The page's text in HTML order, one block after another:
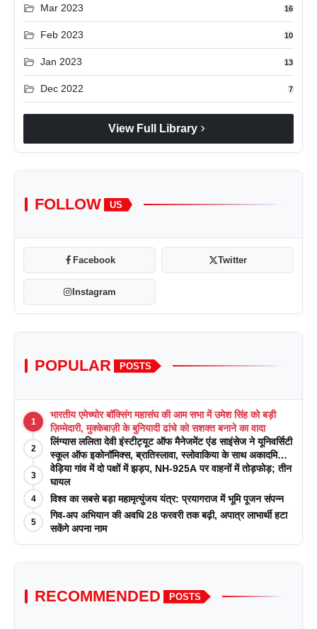
folder_open Mar 2023 16
folder_open Feb 2023 10
folder_open Jan 2023 13
folder_open Dec 2022 7
View Full Library chevron_right
FOLLOW US
Facebook Twitter
Instagram
POPULAR POSTS
1
भारतीय एमेच्योर बॉक्सिंग महासंघ की आम सभा में उमेश सिंह को बड़ी
ज़िम्मेदारी, मुक्केबाज़ी के बुनियादी ढांचे को सशक्त बनाने का वादा
2
लिंग्यास ललिता देवी इंस्टीट्यूट ऑफ मैनेजमेंट एंड साइंसेज ने यूनिवर्सिटी
स्कूल ऑफ इकोनॉमिक्स, ब्रातिस्लावा, स्लोवाकिया के साथ अकादमिक
पत्रिकाओं में प्रकाशन रणनीतियों पर एक दिवसीय कार्यशाला का
आयोजन किया
3
वेड़िया गांव में दो पक्षों में झड़प, NH-925A पर वाहनों में तोड़फोड़; तीन
घायल
4 विश्व का सबसे बड़ा महामृत्युंजय यंत्र: प्रयागराज में भूमि पूजन संपन्न
5
गिव-अप अभियान की अवधि 28 फरवरी तक बढ़ी, अपात्र लाभार्थी हटा
सकेंगे अपना नाम
RECOMMENDED POSTS